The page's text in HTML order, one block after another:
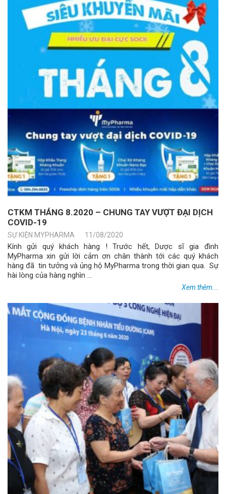
CTKM THÁNG 8.2020 – CHUNG TAY VƯỢT ĐẠI DỊCH
COVID-19
SỰ KIỆN MYPHARMA 11/08/2020
Kính gửi quý khách hàng ! Trước hết, Dược sĩ gia đình
MyPharma xin gửi lời cảm ơn chân thành tới các quý khách
hàng đã tin tưởng và ủng hộ MyPharma trong thời gian qua. Sự
hài lòng của hàng nghìn ...
Xem thêm...